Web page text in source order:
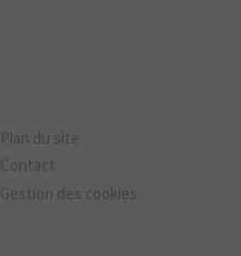
Plan du site
Contact
Gestion des cookies